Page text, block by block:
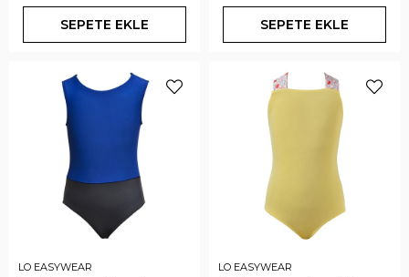
SEPETE EKLE SEPETE EKLE
LO EASYWEAR LO EASYWEAR